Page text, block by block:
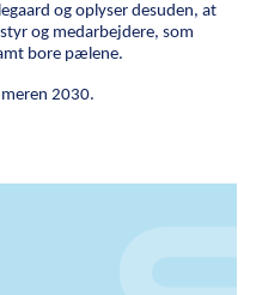
og oplyser desuden, at
og medarbejdere, som
bore pælene.
2030.